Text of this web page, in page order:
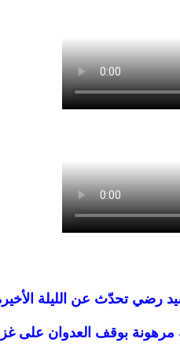
رضي تحدّث عن الليلة
بوقف العدوان على غزة..